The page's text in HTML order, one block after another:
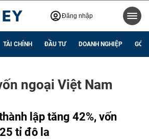
Đăng nhập
TÀI CHÍNH ĐẦU TƯ DOANH NGHIỆP GÓC
ngoại Việt Nam
lập tăng 42%, vốn
tỉ đô la